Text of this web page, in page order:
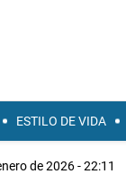
ESTILO DE VIDA
de 2026 - 22:11